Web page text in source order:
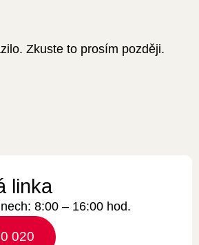
Zkuste to prosím později.
linka
8:00 – 16:00 hod.
020